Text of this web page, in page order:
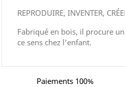
REPRODUIRE, INVENTER,
Fabriqué en bois, il procure
ce sens chez l'enfant.
Paiements 100%